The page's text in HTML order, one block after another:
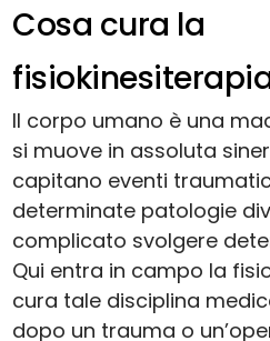
Cosa cura la
Il corpo umano è una
si muove in assoluta
capitano eventi
determinate patologie
complicato svolgere
Qui entra in campo la
cura tale disciplina
dopo un trauma o